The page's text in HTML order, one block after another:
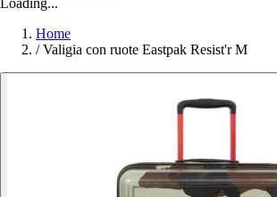
Loading...
Home
/ Valigia con ruote Eastpak Resist'r M